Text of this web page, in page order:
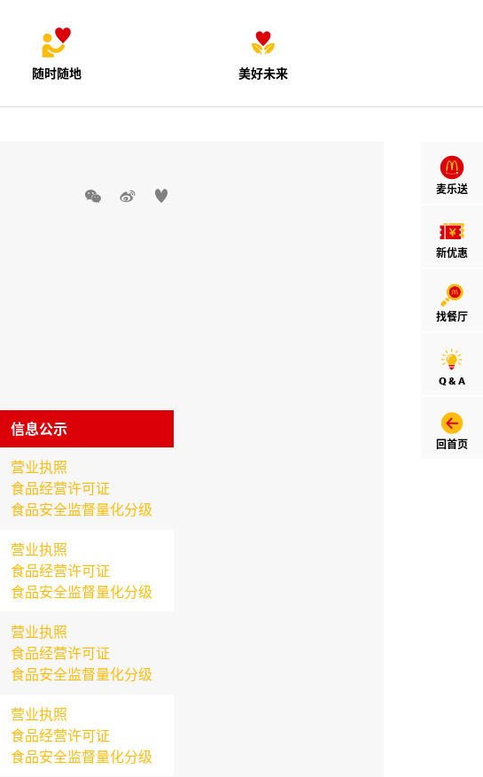
随时随地 美好未来
麦乐送
新优惠
找餐厅
Q & A
回首页
  
信息公示
营业执照
食品经营许可证
食品安全监督量化分级
营业执照
食品经营许可证
食品安全监督量化分级
营业执照
食品经营许可证
食品安全监督量化分级
营业执照
食品经营许可证
食品安全监督量化分级